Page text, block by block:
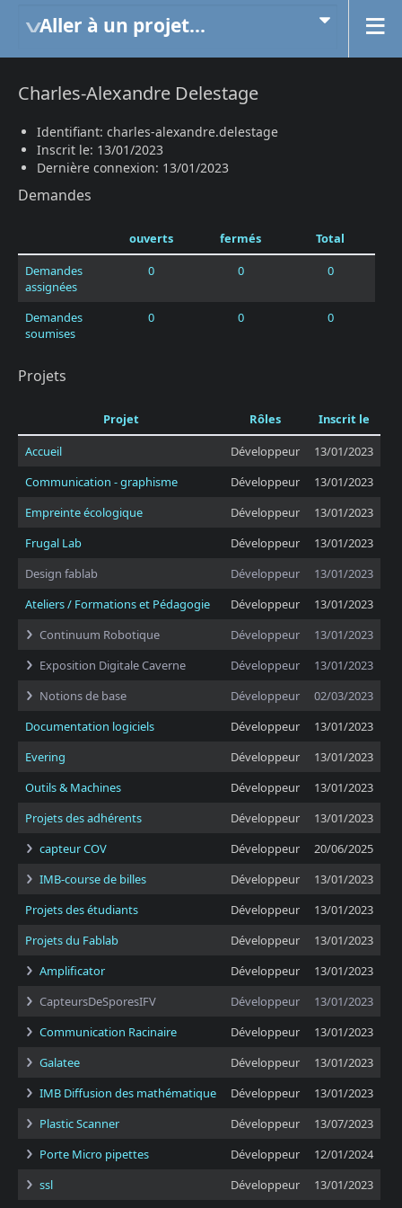
Aller à un projet...
Charles-Alexandre Delestage
Identifiant: charles-alexandre.delestage
Inscrit le: 13/01/2023
Dernière connexion: 13/01/2023
Demandes
ouverts fermés
Total
Demandes
assignées
0 0 0
Demandes
soumises
0 0 0
Projets
Projet Rôles
Inscrit le
Accueil
Développeur
13/01/2023
Communication - graphisme
Développeur
13/01/2023
Empreinte écologique
Développeur
13/01/2023
Frugal Lab
Développeur
13/01/2023
Design fablab
Développeur
13/01/2023
Ateliers / Formations et Pédagogie
Développeur
13/01/2023
Continuum Robotique
Développeur
13/01/2023
Exposition Digitale Caverne
Développeur
13/01/2023
Notions de base
Développeur
02/03/2023
Documentation logiciels
Développeur
13/01/2023
Evering
Développeur
13/01/2023
Outils & Machines
Développeur
13/01/2023
Projets des adhérents
Développeur
13/01/2023
capteur COV
Développeur
20/06/2025
IMB-course de billes
Développeur
13/01/2023
Projets des étudiants
Développeur
13/01/2023
Projets du Fablab
Développeur
13/01/2023
Amplificator
Développeur
13/01/2023
CapteursDeSporesIFV
Développeur
13/01/2023
Communication Racinaire
Développeur
13/01/2023
Galatee
Développeur
13/01/2023
IMB Diffusion des mathématique
Développeur
13/01/2023
Plastic Scanner
Développeur
13/07/2023
Porte Micro pipettes
Développeur
12/01/2024
ssl
Développeur
13/01/2023